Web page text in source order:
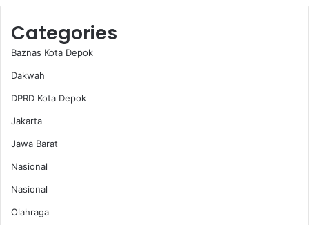
Categories
Baznas Kota Depok
Dakwah
DPRD Kota Depok
Jakarta
Jawa Barat
Nasional
Nasional
Olahraga